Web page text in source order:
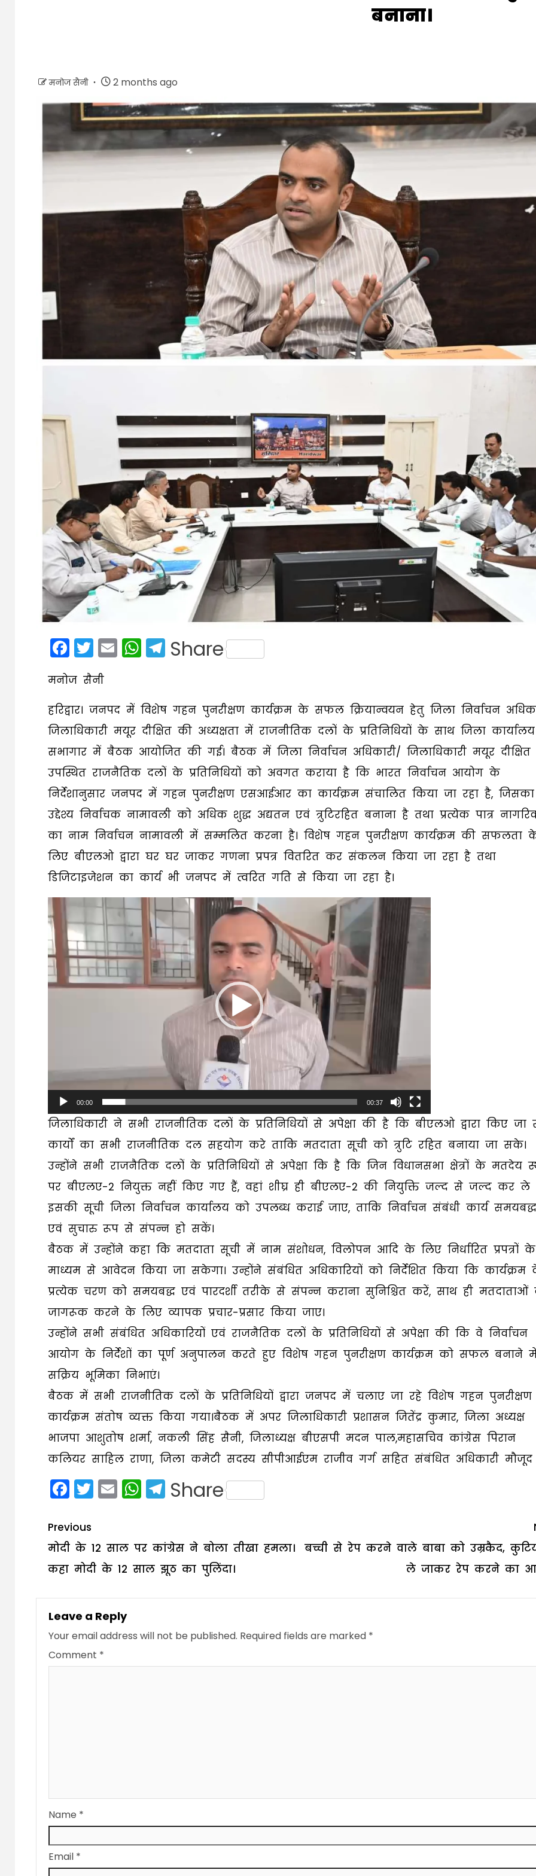
बनाना।
मनोज सैनी 2 months ago
Facebook
Twitter
EmailWhatsApp
Telegram
Share
मनोज सैनी
हरिद्वार। जनपद में विशेष गहन पुनरीक्षण कार्यक्रम के सफल क्रियान्वयन हेतु जिला निर्वाचन
जिलाधिकारी मयूर दीक्षित की अध्यक्षता में राजनीतिक दलों के प्रतिनिधियों के साथ जिला कार्यालय
सभागार में बैठक आयोजित की गई। बैठक में जिला निर्वाचन अधिकारी/ जिलाधिकारी मयूर
उपस्थित राजनैतिक दलों के प्रतिनिधियों को अवगत कराया है कि भारत निर्वाचन आयोग के
निर्देशानुसार जनपद में गहन पुनरीक्षण एसआईआर का कार्यक्रम संचालित किया जा रहा है, जिसका
उद्देश्य निर्वाचक नामावली को अधिक शुद्ध अद्यतन एवं त्रुटिरहित बनाना है तथा प्रत्येक पात्र
का नाम निर्वाचन नामावली में सम्मलित करना है। विशेष गहन पुनरीक्षण कार्यक्रम की सफलता
लिए बीएलओ द्वारा घर घर जाकर गणना प्रपत्र वितरित कर संकलन किया जा रहा है तथा
डिजिटाइजेशन का कार्य भी जनपद में त्वरित गति से किया जा रहा है।
Video
Player
00:00 00:37
जिलाधिकारी ने सभी राजनीतिक दलों के प्रतिनिधियों से अपेक्षा की है कि बीएलओ द्वारा किए जा
कार्यों का सभी राजनीतिक दल सहयोग करे ताकि मतदाता सूची को त्रुटि रहित बनाया जा सके।
उन्होंने सभी राजनैतिक दलों के प्रतिनिधियों से अपेक्षा कि है कि जिन विधानसभा क्षेत्रों के मतदेय
पर बीएलए-2 नियुक्त नहीं किए गए हैं, वहां शीघ्र ही बीएलए-2 की नियुक्ति जल्द से जल्द कर ले
इसकी सूची जिला निर्वाचन कार्यालय को उपलब्ध कराई जाए, ताकि निर्वाचन संबंधी कार्य समयबद्ध
एवं सुचारु रूप से संपन्न हो सकें।
बैठक में उन्होंने कहा कि मतदाता सूची में नाम संशोधन, विलोपन आदि के लिए निर्धारित प्रपत्रों के
माध्यम से आवेदन किया जा सकेगा। उन्होंने संबंधित अधिकारियों को निर्देशित किया कि कार्यक्रम
प्रत्येक चरण को समयबद्ध एवं पारदर्शी तरीके से संपन्न कराना सुनिश्चित करें, साथ ही मतदाताओं
जागरूक करने के लिए व्यापक प्रचार-प्रसार किया जाए।
उन्होंने सभी संबंधित अधिकारियों एवं राजनैतिक दलों के प्रतिनिधियों से अपेक्षा की कि वे निर्वाचन
आयोग के निर्देशों का पूर्ण अनुपालन करते हुए विशेष गहन पुनरीक्षण कार्यक्रम को सफल बनाने
सक्रिय भूमिका निभाएं।
बैठक में सभी राजनीतिक दलों के प्रतिनिधियों द्वारा जनपद में चलाए जा रहे विशेष गहन पुनरीक्षण
कार्यक्रम संतोष व्यक्त किया गया।बैठक में अपर जिलाधिकारी प्रशासन जितेंद्र कुमार, जिला अध्यक्ष
भाजपा आशुतोष शर्मा, नकली सिंह सैनी, जिलाध्यक्ष बीएसपी मदन पाल,महासचिव कांग्रेस पिरान
कलियर साहिल राणा, जिला कमेटी सदस्य सीपीआईएम राजीव गर्ग सहित संबंधित अधिकारी मौजूद
Facebook
Twitter
EmailWhatsApp
Telegram
Share
Post
navigation
Previous
मोदी के 12 साल पर कांग्रेस ने बोला तीखा हमला।
कहा मोदी के 12 साल झूठ का पुलिंदा।
बच्ची से रेप करने वाले बाबा को उम्रकैद,
ले जाकर रेप करने का
Leave a Reply
Your email address will not be published. Required fields are marked *
Comment *
Name *
Email *